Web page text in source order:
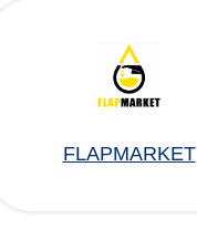
FLAPMARKET